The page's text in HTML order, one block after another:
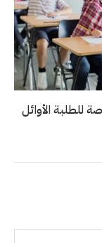
للطلبة الأوائل